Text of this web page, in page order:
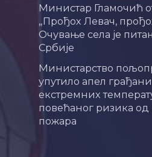
Министар Гламочић
„Прођох Левач,
Очување села је
Србије
Министарство
упутило апел
екстремних
повећаног ризика
пожара